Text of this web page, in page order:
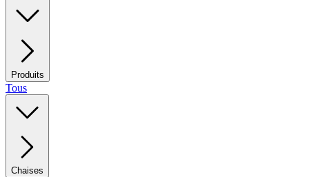
Produits
Tous
Chaises